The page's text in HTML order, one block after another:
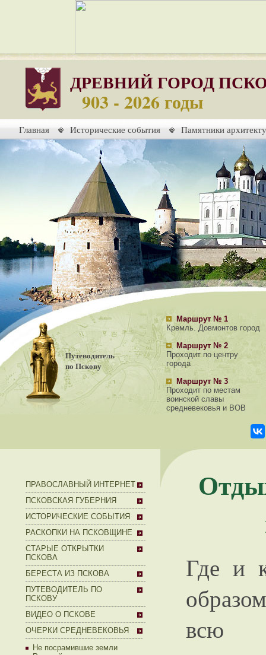
ДРЕВНИЙ ГОРОД
903 - 2026 годы
Главная Исторические события Памятники
Путеводитель
по Пскову
Маршрут № 1
Кремль. Довмонтов город
Маршрут № 2
Проходит по центру
города
Маршрут № 3
Проходит по местам
воинской славы
средневековья и ВОВ
ПРАВОСЛАВНЫЙ ИНТЕРНЕТ
ПСКОВСКАЯ ГУБЕРНИЯ
ИСТОРИЧЕСКИЕ СОБЫТИЯ
РАСКОПКИ НА ПСКОВЩИНЕ
СТАРЫЕ ОТКРЫТКИ
ПСКОВА
БЕРЕСТА ИЗ ПСКОВА
ПУТЕВОДИТЕЛЬ ПО
ПСКОВУ
ВИДЕО О ПСКОВЕ
ОЧЕРКИ СРЕДНЕВЕКОВЬЯ
Не посрамившие земли
Где и
всю